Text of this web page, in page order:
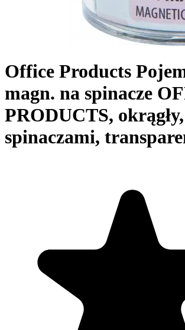
Office Products
magn. na spinacze
PRODUCTS,
spinaczami,